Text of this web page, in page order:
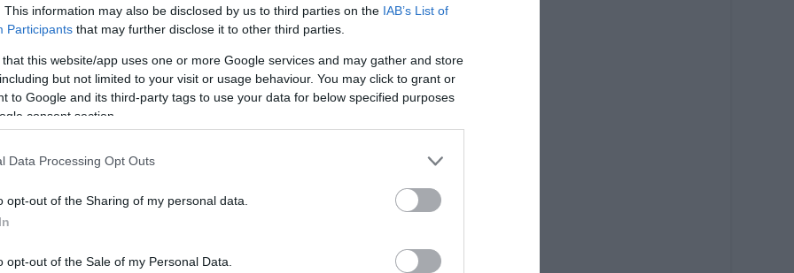
This information may also be disclosed by us to third parties on the IAB’s List of
Participants that may further disclose it to other third parties.
that this website/app uses one or more Google services and may gather and store
but not limited to your visit or usage behaviour. You may click to grant or
to Google and its third-party tags to use your data for below specified purposes
consent section.
Data Processing Opt Outs
opt-out of the Sharing of my personal data.
opt-out of the Sale of my Personal Data.
feltáratlan maradt, de az amerikai kutatók szerint
hang detektálásban. A vizsgálatok során a csapat azt
sebességével a hangfrekvenciák széles